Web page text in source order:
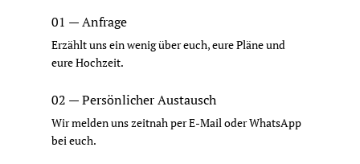
01 — Anfrage
Erzählt uns ein wenig über euch, eure Pläne und
eure Hochzeit.
02 — Persönlicher Austausch
Wir melden uns zeitnah per E-Mail oder WhatsApp
bei euch.